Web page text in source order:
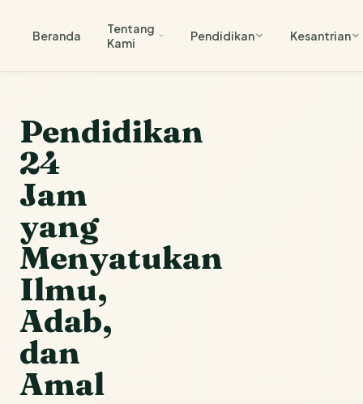
Beranda
Tentang
Kami
Pendidikan Kesantrian
Pendidikan
24
Jam
yang
Menyatukan
Ilmu,
Adab,
dan
Amal